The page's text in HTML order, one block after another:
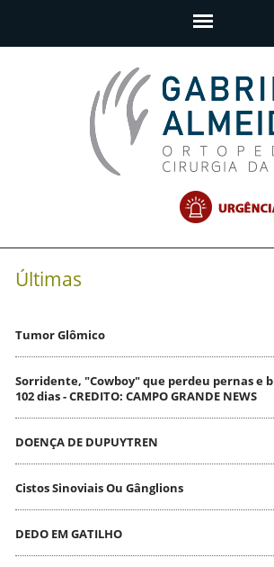
Últimas
Tumor Glômico
Sorridente, "Cowboy" que perdeu pernas e
102 dias - CREDITO: CAMPO GRANDE NEWS
DOENÇA DE DUPUYTREN
Cistos Sinoviais Ou Gânglions
DEDO EM GATILHO